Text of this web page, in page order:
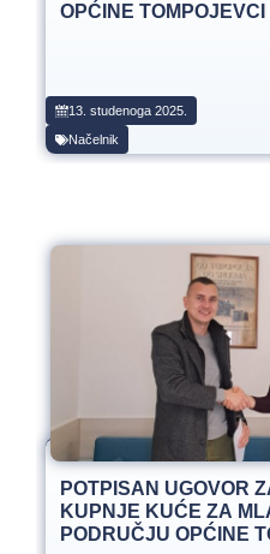
OPĆINE TOMPOJEVCI
13. studenoga 2025.
Načelnik
POTPISAN UGOVOR
KUPNJE KUĆE ZA
PODRUČJU OPĆINE